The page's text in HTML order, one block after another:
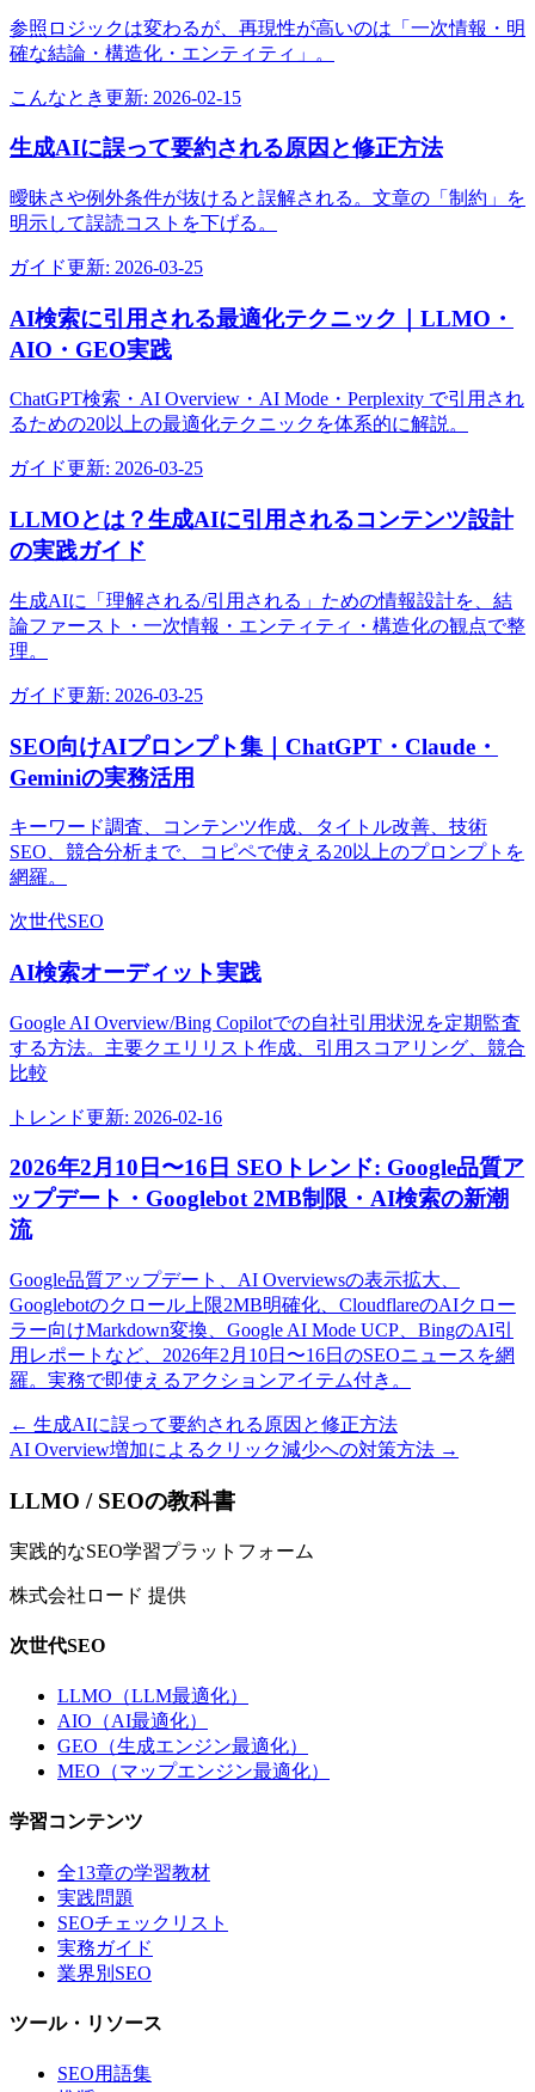
参照ロジックは変わるが、再現性が高いのは「一次情報・明
確な結論・構造化・エンティティ」。
こんなとき更新: 2026-02-15
生成AIに誤って要約される原因と修正方法
曖昧さや例外条件が抜けると誤解される。文章の「制約」を
明示して誤読コストを下げる。
ガイド更新: 2026-03-25
AI検索に引用される最適化テクニック｜LLMO・
AIO・GEO実践
ChatGPT検索・AI Overview・AI Mode・Perplexity で引用され
るための20以上の最適化テクニックを体系的に解説。
ガイド更新: 2026-03-25
LLMOとは？生成AIに引用されるコンテンツ設計
の実践ガイド
生成AIに「理解される/引用される」ための情報設計を、結
論ファースト・一次情報・エンティティ・構造化の観点で整
理。
ガイド更新: 2026-03-25
SEO向けAIプロンプト集｜ChatGPT・Claude・
Geminiの実務活用
キーワード調査、コンテンツ作成、タイトル改善、技術
SEO、競合分析まで、コピペで使える20以上のプロンプトを
網羅。
次世代SEO
AI検索オーディット実践
Google AI Overview/Bing Copilotでの自社引用状況を定期監査
する方法。主要クエリリスト作成、引用スコアリング、競合
比較
トレンド更新: 2026-02-16
2026年2月10日〜16日 SEOトレンド: Google品質ア
ップデート・Googlebot 2MB制限・AI検索の新潮
流
Google品質アップデート、AI Overviewsの表示拡大、
Googlebotのクロール上限2MB明確化、CloudflareのAIクロー
ラー向けMarkdown変換、Google AI Mode UCP、BingのAI引
用レポートなど、2026年2月10日〜16日のSEOニュースを網
羅。実務で即使えるアクションアイテム付き。
← 生成AIに誤って要約される原因と修正方法
AI Overview増加によるクリック減少への対策方法 →
LLMO / SEOの教科書
実践的なSEO学習プラットフォーム
株式会社ロード 提供
次世代SEO
LLMO（LLM最適化）
AIO（AI最適化）
GEO（生成エンジン最適化）
MEO（マップエンジン最適化）
学習コンテンツ
全13章の学習教材
実践問題
SEOチェックリスト
実務ガイド
業界別SEO
ツール・リソース
SEO用語集